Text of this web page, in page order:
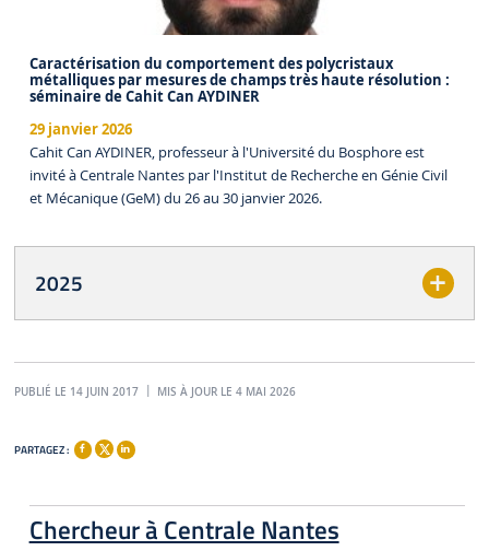
Chercheur à Centrale Nantes
Caractérisation du comportement des polycristaux
métalliques par mesures de champs très haute résolution :
séminaire de Cahit Can AYDINER
29 janvier 2026
Cahit Can AYDINER, professeur à l'Université du Bosphore est
invité à Centrale Nantes par l'Institut de Recherche en Génie Civil
et Mécanique (GeM) du 26 au 30 janvier 2026.
2025
PUBLIÉ LE 14 JUIN 2017 MIS À JOUR LE 4 MAI 2026
PARTAGEZ :